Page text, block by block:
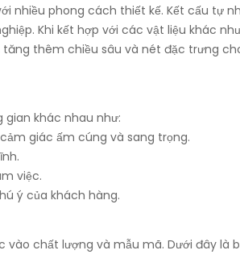
nhiều phong cách thiết kế. Kết cấu tự
Khi kết hợp với các vật liệu khác
thêm chiều sâu và nét đặc trưng
khác nhau như:
giác ấm cúng và sang trọng.
việc.
ý của khách hàng.
chất lượng và mẫu mã. Dưới đây là